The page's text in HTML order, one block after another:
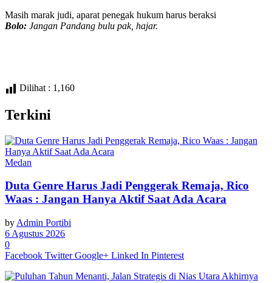
Masih marak judi, aparat penegak hukum harus beraksi
Bolo: Jangan Pandang bulu pak, hajar.
Dilihat : 1,160
Terkini
Medan
Duta Genre Harus Jadi Penggerak Remaja, Rico
Waas : Jangan Hanya Aktif Saat Ada Acara
by Admin Portibi
6 Agustus 2026
0
Facebook Twitter Google+ Linked In Pinterest